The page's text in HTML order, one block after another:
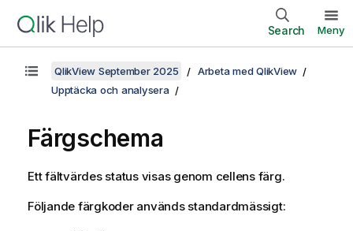
Search Meny
QlikView September 2025
Arbeta med QlikView
Upptäcka och analysera
Färgschema
Ett fältvärdes status visas genom cellens färg.
Följande färgkoder används standardmässigt: